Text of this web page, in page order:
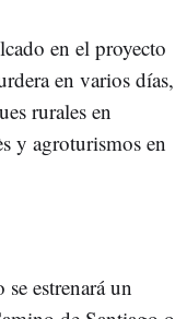
en el proyecto
en varios días,
rurales en
y agroturismos en
estrenará un